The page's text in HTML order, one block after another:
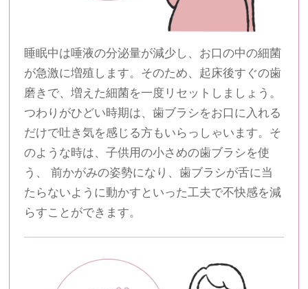
睡眠中は唾液の分泌量が減少し、お口の中の細菌
が急激に増殖します。そのため、起床後すぐの歯
磨きで、増えた細菌を一度リセットしましょう。
つわりがひどい時期は、歯ブラシをお口に入れる
だけで吐き気を感じる方もいらっしゃいます。そ
のような時は、子供用の小さめの歯ブラシを使
う、 前かがみの姿勢になり、歯ブラシが舌に当
たらないように動かすといった工夫で不快感を減
らすことができます。